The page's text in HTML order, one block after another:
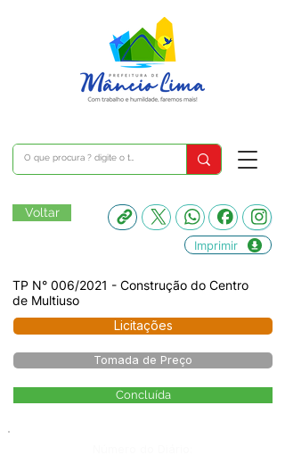
Voltar
Imprimir
TP N° 006/2021 - Construção do Centro
de Multiuso
Licitações
Tomada de Preço
Concluída